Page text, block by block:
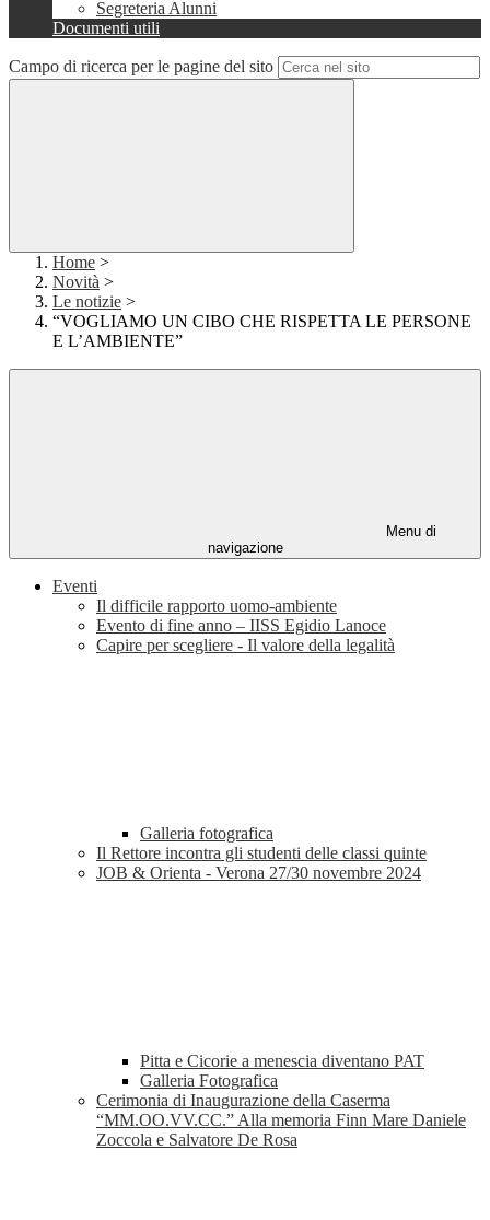
Segreteria Alunni
Documenti utili
Campo di ricerca per le pagine del sito
Home >
Novità >
Le notizie >
“VOGLIAMO UN CIBO CHE RISPETTA LE PERSONE
E L’AMBIENTE”
Menu di
navigazione
Eventi
Il difficile rapporto uomo-ambiente
Evento di fine anno – IISS Egidio Lanoce
Capire per scegliere - Il valore della legalità
Galleria fotografica
Il Rettore incontra gli studenti delle classi quinte
JOB & Orienta - Verona 27/30 novembre 2024
Pitta e Cicorie a menescia diventano PAT
Galleria Fotografica
Cerimonia di Inaugurazione della Caserma
“MM.OO.VV.CC.” Alla memoria Finn Mare Daniele
Zoccola e Salvatore De Rosa